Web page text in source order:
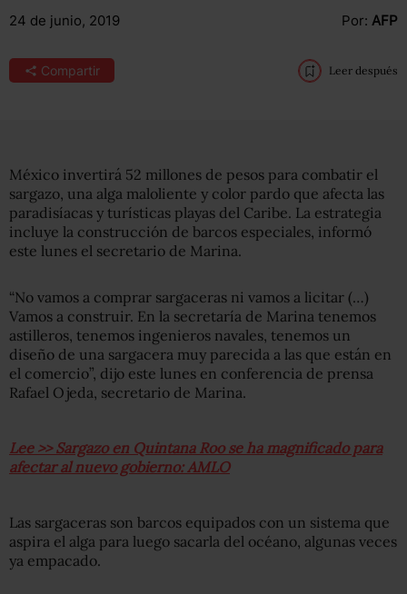
24 de junio, 2019 Por: AFP
Compartir Leer después
México invertirá 52 millones de pesos para combatir el
sargazo, una alga maloliente y color pardo que afecta las
paradisíacas y turísticas playas del Caribe. La estrategia
incluye la construcción de barcos especiales, informó
este lunes el secretario de Marina.
“No vamos a comprar sargaceras ni vamos a licitar (…)
Vamos a construir. En la secretaría de Marina tenemos
astilleros, tenemos ingenieros navales, tenemos un
diseño de una sargacera muy parecida a las que están en
el comercio”, dijo este lunes en conferencia de prensa
Rafael Ojeda, secretario de Marina.
Lee >> Sargazo en Quintana Roo se ha magnificado para
afectar al nuevo gobierno: AMLO
Las sargaceras son barcos equipados con un sistema que
aspira el alga para luego sacarla del océano, algunas veces
ya empacado.